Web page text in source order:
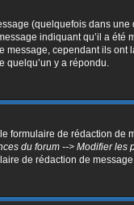
(quelquefois dans
indiquant qu’il a été
message, cependant ils ont
quelqu’un y a répondu.
formulaire de rédaction de
du forum --> Modifier les
de rédaction de